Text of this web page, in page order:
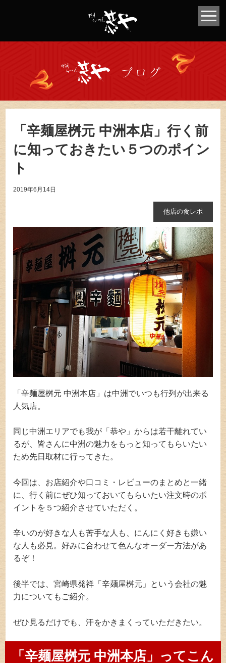
「辛麺屋桝元 中洲本店」行く前
に知っておきたい５つのポイン
ト
2019年6月14日
他店の食レポ
「辛麺屋桝元 中洲本店」は中洲でいつも行列が出来る
人気店。
同じ中洲エリアでも我が「恭や」からは若干離れてい
るが、皆さんに中洲の魅力をもっと知ってもらいたい
ため先日取材に行ってきた。
今回は、お店紹介や口コミ・レビューのまとめと一緒
に、行く前にぜひ知っておいてもらいたい注文時のポ
イントを５つ紹介させていただく。
辛いのが好きな人も苦手な人も、にんにく好きも嫌い
な人も必見。好みに合わせて色んなオーダー方法があ
るぞ！
後半では、宮崎県発祥「辛麺屋桝元」という会社の魅
力についてもご紹介。
ぜひ見るだけでも、汗をかきまくっていただきたい。
「辛麺屋桝元 中洲本店」ってこん